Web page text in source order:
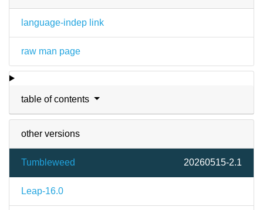
language-indep link
raw man page
table of contents
other versions
Tumbleweed 20260515-2.1
Leap-16.0